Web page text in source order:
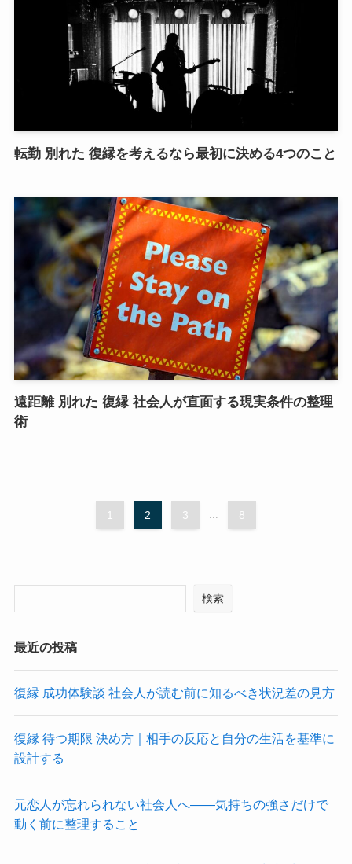
転勤 別れた 復縁を考えるなら最初に決める4つのこと
遠距離 別れた 復縁 社会人が直面する現実条件の整理
術
1 2 3 ... 8
検索
最近の投稿
復縁 成功体験談 社会人が読む前に知るべき状況差の見方
復縁 待つ期限 決め方｜相手の反応と自分の生活を基準に
設計する
元恋人が忘れられない社会人へ――気持ちの強さだけで
動く前に整理すること